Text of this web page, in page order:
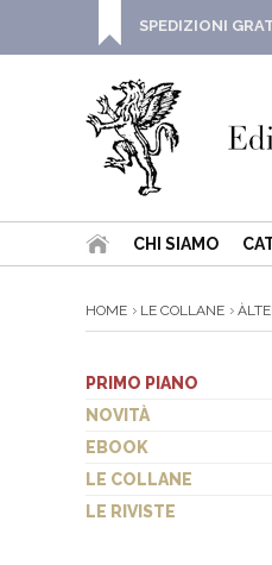
SPEDIZIONI
CHI SIAMO
HOME LE COLLANE
PRIMO PIANO
NOVITÀ
EBOOK
LE COLLANE
LE RIVISTE